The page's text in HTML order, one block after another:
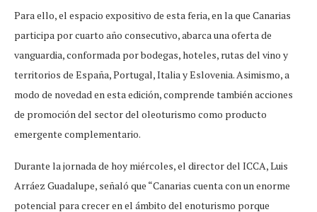
Para ello, el espacio expositivo de esta feria, en la que Canarias
participa por cuarto año consecutivo, abarca una oferta de
vanguardia, conformada por bodegas, hoteles, rutas del vino y
territorios de España, Portugal, Italia y Eslovenia. Asimismo, a
modo de novedad en esta edición, comprende también acciones
de promoción del sector del oleoturismo como producto
emergente complementario.
Durante la jornada de hoy miércoles, el director del ICCA, Luis
Arráez Guadalupe, señaló que “Canarias cuenta con un enorme
potencial para crecer en el ámbito del enoturismo porque